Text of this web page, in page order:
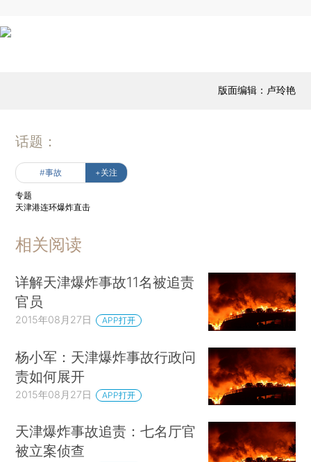
版面编辑：卢玲艳
话题：
#事故 +关注
专题
天津港连环爆炸直击
相关阅读
详解天津爆炸事故11名被追责
官员
2015年08月27日 APP打开
杨小军：天津爆炸事故行政问
责如何展开
2015年08月27日 APP打开
天津爆炸事故追责：七名厅官
被立案侦查